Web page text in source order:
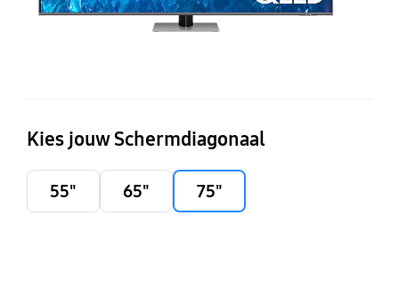
Kies jouw Schermdiagonaal
55" 65" 75"